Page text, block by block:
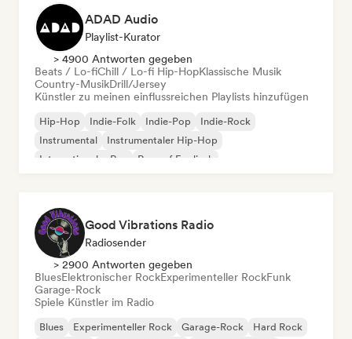
ADAD Audio
Playlist-Kurator
> 4900 Antworten gegeben
Beats / Lo-fiChill / Lo-fi Hip-HopKlassische Musik
Country-MusikDrill/Jersey
Künstler zu meinen einflussreichen Playlists hinzufügen
Hip-Hop Indie-Folk Indie-Pop
Indie-Rock
Instrumental
Instrumentaler Hip-Hop
Internationaler Rap
Rap auf Englisch
Good Vibrations Radio
Radiosender
> 2900 Antworten gegeben
BluesElektronischer RockExperimenteller RockFunk
Garage-Rock
Spiele Künstler im Radio
Blues Experimenteller Rock Garage-Rock
Hard Rock